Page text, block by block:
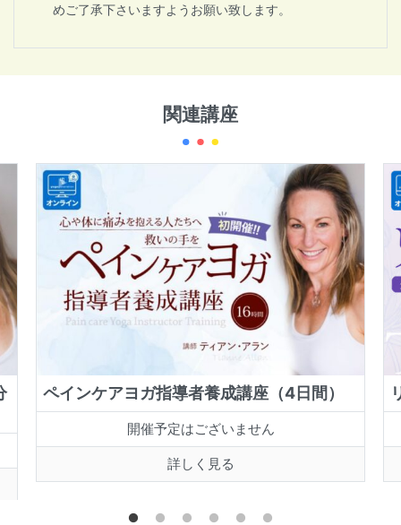
めご了承下さいますようお願い致します。
関連講座
ペインケアヨガ指導者養成講座（4日間）
開催予定はございません
詳しく見る